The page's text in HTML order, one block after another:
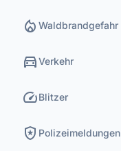
local_fire_department Waldbrandgefahr
directions_carVerkehr
speedBlitzer
local_police Polizeimeldungen